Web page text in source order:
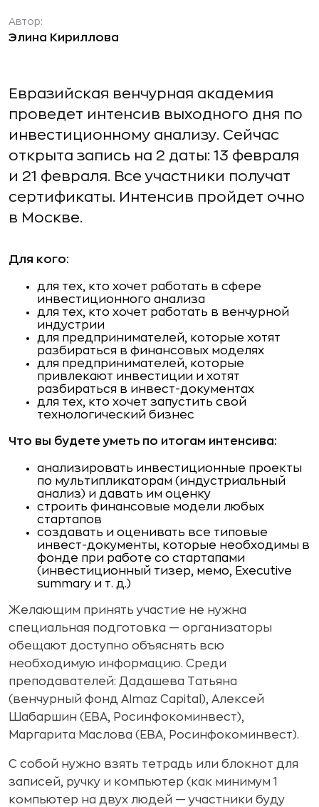
Автор:
Элина Кириллова
Евразийская венчурная академия
проведет интенсив выходного дня по
инвестиционному анализу. Сейчас
открыта запись на 2 даты: 13 февраля
и 21 февраля. Все участники получат
сертификаты. Интенсив пройдет очно
в Москве.
Для кого:
для тех, кто хочет работать в сфере
инвестиционного анализа
для тех, кто хочет работать в венчурной
индустрии
для предпринимателей, которые хотят
разбираться в финансовых моделях
для предпринимателей, которые
привлекают инвестиции и хотят
разбираться в инвест-документах
для тех, кто хочет запустить свой
технологический бизнес
Что вы будете уметь по итогам интенсива:
анализировать инвестиционные проекты
по мультипликаторам (индустриальный
анализ) и давать им оценку
строить финансовые модели любых
стартапов
создавать и оценивать все типовые
инвест-документы, которые необходимы в
фонде при работе со стартапами
(инвестиционный тизер, мемо, Executive
summary и т. д.)
Желающим принять участие не нужна
специальная подготовка — организаторы
обещают доступно объяснять всю
необходимую информацию. Среди
преподавателей: Дадашева Татьяна
(венчурный фонд Almaz Capital), Алексей
Шабаршин (ЕВА, Росинфокоминвест),
Маргарита Маслова (ЕВА, Росинфокоминвест).
С собой нужно взять тетрадь или блокнот для
записей, ручку и компьютер (как минимум 1
компьютер на двух людей — участники буду